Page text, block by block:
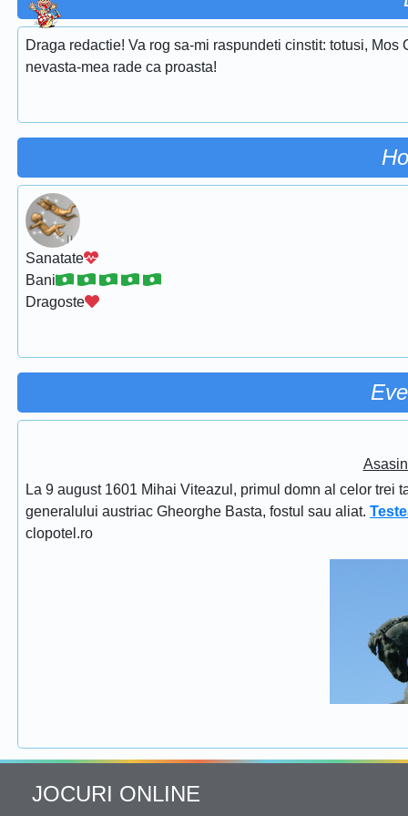
Draga redactie! Va rog sa-mi raspundeti cinstit: totusi,
nevasta-mea rade ca proasta!
Sanatate
Bani
Dragoste
La 9 august 1601 Mihai Viteazul, primul domn al celor trei
generalului austriac Gheorghe Basta, fostul sau aliat.
clopotel.ro
JOCURI ONLINE